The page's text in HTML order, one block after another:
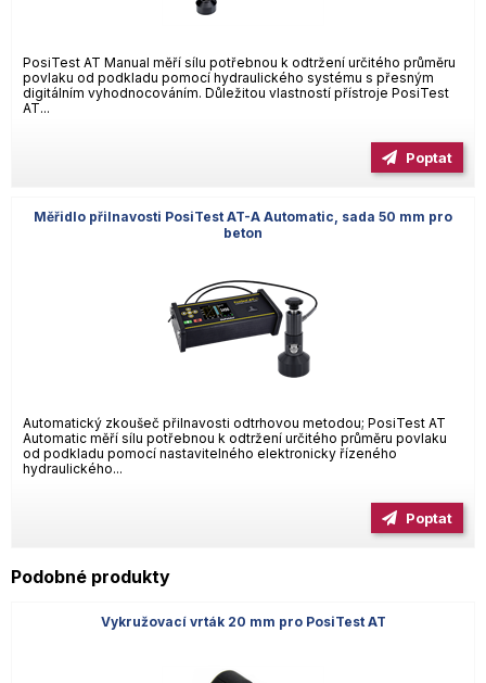
PosiTest AT Manual měří sílu potřebnou k odtržení určitého průměru
povlaku od podkladu pomocí hydraulického systému s přesným
digitálním vyhodnocováním. Důležitou vlastností přístroje PosiTest
AT...
Poptat
Měřidlo přilnavosti PosiTest AT-A Automatic, sada 50 mm pro
beton
Automatický zkoušeč přilnavosti odtrhovou metodou; PosiTest AT
Automatic měří sílu potřebnou k odtržení určitého průměru povlaku
od podkladu pomocí nastavitelného elektronicky řízeného
hydraulického...
Poptat
Podobné produkty
Vykružovací vrták 20 mm pro PosiTest AT